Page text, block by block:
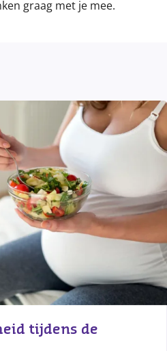
graag met je mee.
tijdens de